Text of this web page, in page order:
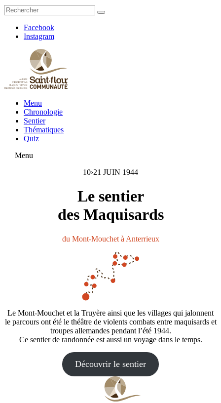
Facebook
Instagram
Menu
Chronologie
Sentier
Thématiques
Quiz
Menu
10›21 JUIN 1944
Le sentier
des Maquisards
du Mont-Mouchet à Anterrieux
Le Mont-Mouchet et la Truyère ainsi que les villages qui jalonnent
le parcours ont été le théâtre de violents combats entre maquisards et
troupes allemandes pendant l’été 1944.
Ce sentier de randonnée est aussi un voyage dans le temps.
Découvrir le sentier